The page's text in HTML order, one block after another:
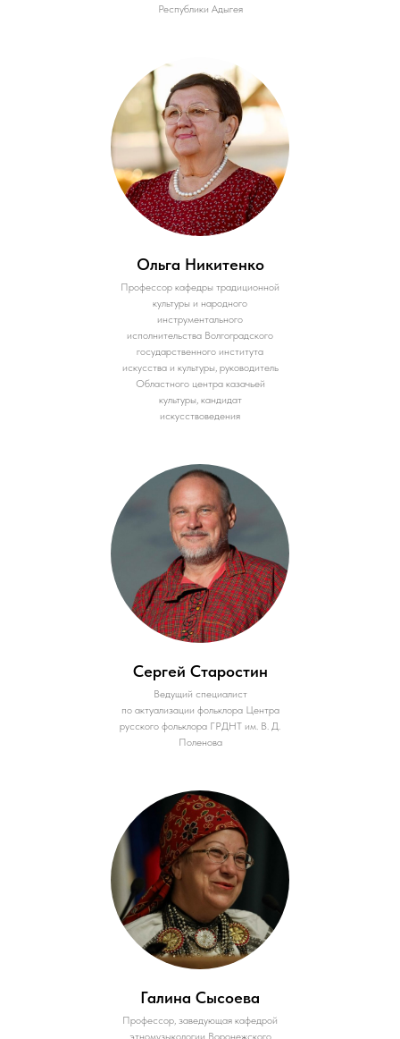
Республики Адыгея
Ольга Никитенко
Профессор кафедры традиционной
культуры и народного
инструментального
исполнительства Волгоградского
государственного института
искусства и культуры, руководитель
Областного центра казачьей
культуры, кандидат
искусствоведения
Сергей Старостин
Ведущий специалист
по актуализации фольклора Центра
русского фольклора ГРДНТ им. В. Д.
Поленова
Галина Сысоева
Профессор, заведующая кафедрой
этномузыкологии Воронежского